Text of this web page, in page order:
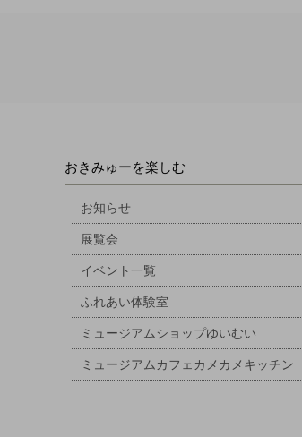
おきみゅーを楽しむ
お知らせ
展覧会
イベント一覧
ふれあい体験室
ミュージアムショップゆいむい
ミュージアムカフェカメカメキッチン